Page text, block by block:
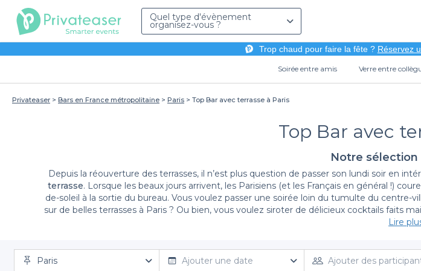
Quel type d'évènement
organisez-vous ?
Trop chaud pour faire la fête ? Réservez
Soirée entre amis Verre entre
Privateaser Bars en France métropolitaine Paris Top Bar avec terrasse à Paris
Top Bar avec
Notre sélection
Depuis la réouverture des terrasses, il n’est plus question de passer son lundi soir en
terrasse. Lorsque les beaux jours arrivent, les Parisiens (et les Français en général !)
de-soleil à la sortie du bureau. Vous voulez passer une soirée loin du tumulte du
sur de belles terrasses à Paris ? Ou bien, vous voulez siroter de délicieux cocktails faits
verre avec la vue directement sur la rue en vous dorant la pilule ? Nous avons sillonné
fumeurs, de ne pas créer de clivage. Et ainsi au programme : inviter les gens à
Lire
Paris Ajouter une date Ajouter des